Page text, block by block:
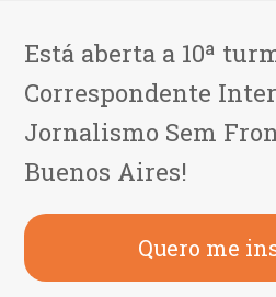
Está aberta a 10ª
Correspondente
Jornalismo Sem
Buenos Aires!
Quero me